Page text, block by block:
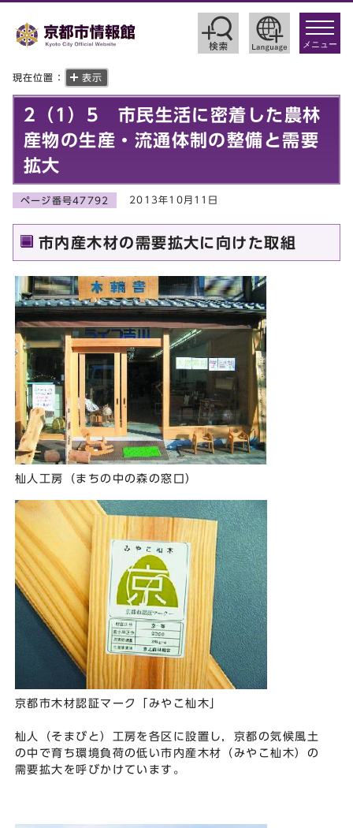
toggle
メニュー
現在位置： 表示
2（1）5 市民生活に密着した農林
産物の生産・流通体制の整備と需要
拡大
ページ番号47792 2013年10月11日
市内産木材の需要拡大に向けた取組
杣人工房（まちの中の森の窓口）
京都市木材認証マーク「みやこ杣木」
杣人（そまびと）工房を各区に設置し，京都の気候風土
の中で育ち環境負荷の低い市内産木材（みやこ杣木）の
需要拡大を呼びかけています。